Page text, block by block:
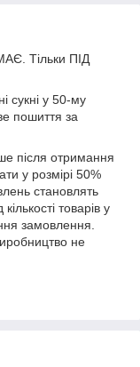
Тільки ПІД
сукні у 50-му
пошиття за
після отримання
у розмірі 50%
становлять
товарів у
замовлення.
не